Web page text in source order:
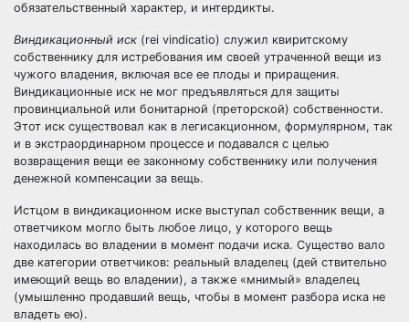
обязательственный характер, и интердикты.
Виндикационный иск (rei vindicatio) служил квиритскому
собственнику для истребования им своей утраченной вещи из
чужого владения, включая все ее плоды и приращения.
Виндикационные иск не мог предъявляться для защиты
провинциальной или бонитарной (преторской) собственности.
Этот иск существовал как в легисакционном, формулярном, так
и в экстраординарном процессе и подавался с целью
возвращения вещи ее законному собственнику или получения
денежной компенсации за вещь.
Истцом в виндикационном иске выступал собственник вещи, а
ответчиком могло быть любое лицо, у которого вещь
находилась во владении в момент подачи иска. Существо вало
две категории ответчиков: реальный владелец (дей ствительно
имеющий вещь во владении), а также «мнимый» владелец
(умышленно продавший вещь, чтобы в момент разбора иска не
владеть ею).